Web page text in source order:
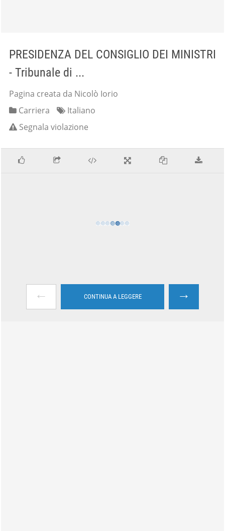
PRESIDENZA DEL CONSIGLIO DEI MINISTRI
- Tribunale di ...
Pagina creata da Nicolò Iorio
Carriera
Italiano
Segnala violazione
← CONTINUA A LEGGERE →